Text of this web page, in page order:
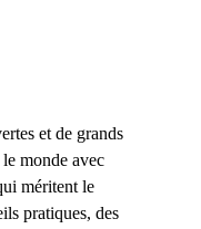
et de grands
monde avec
méritent le
pratiques, des